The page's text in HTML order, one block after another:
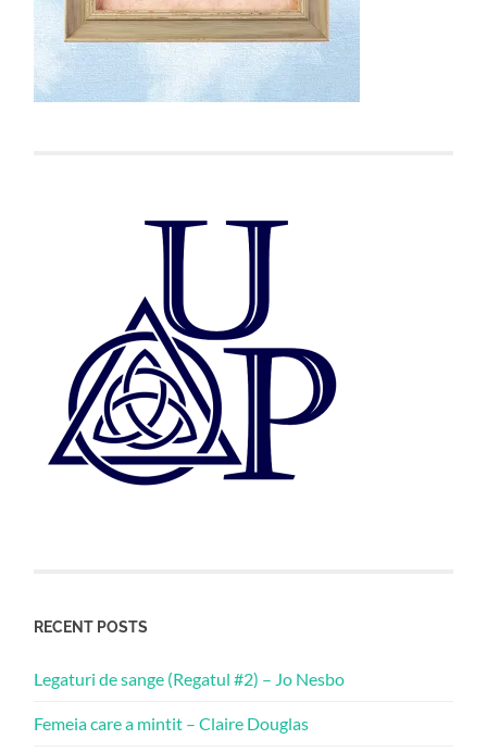
RECENT POSTS
Legaturi de sange (Regatul #2) – Jo Nesbo
Femeia care a mintit – Claire Douglas